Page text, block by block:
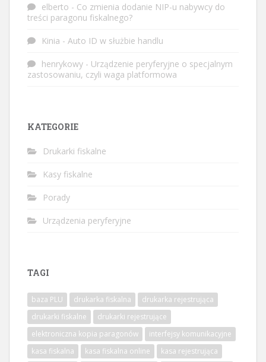
elberto - Co zmienia dodanie NIP-u nabywcy do
treści paragonu fiskalnego?
Kinia - Auto ID w służbie handlu
henrykowy - Urządzenie peryferyjne o specjalnym
zastosowaniu, czyli waga platformowa
KATEGORIE
Drukarki fiskalne
Kasy fiskalne
Porady
Urządzenia peryferyjne
TAGI
baza PLU drukarka fiskalna
drukarka rejestrująca
drukarki fiskalne
drukarki rejestrujące
elektroniczna kopia paragonów
interfejsy komunikacyjne
kasa fiskalna
kasa fiskalna online
kasa rejestrująca